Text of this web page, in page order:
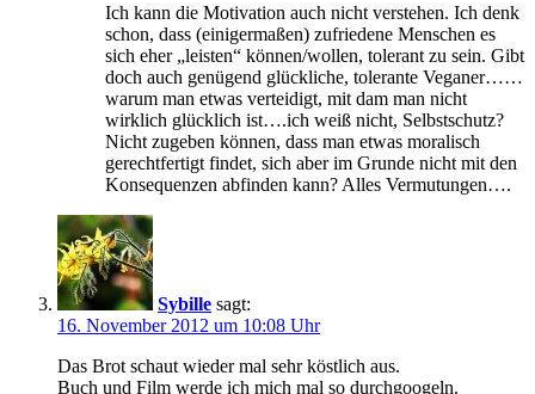
Ich kann die Motivation auch nicht verstehen. Ich denk
schon, dass (einigermaßen) zufriedene Menschen es
sich eher „leisten“ können/wollen, tolerant zu sein. Gibt
doch auch genügend glückliche, tolerante Veganer……
warum man etwas verteidigt, mit dam man nicht
wirklich glücklich ist….ich weiß nicht, Selbstschutz?
Nicht zugeben können, dass man etwas moralisch
gerechtfertigt findet, sich aber im Grunde nicht mit den
Konsequenzen abfinden kann? Alles Vermutungen….
Sybille sagt:
16. November 2012 um 10:08 Uhr
Das Brot schaut wieder mal sehr köstlich aus.
Buch und Film werde ich mich mal so durchgoogeln.